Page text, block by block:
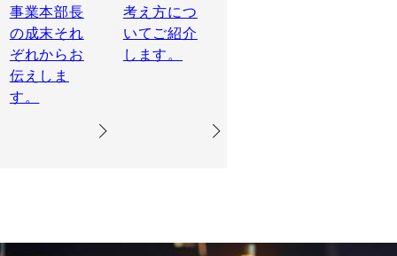
事業本部長
の成末それ
ぞれからお
伝えしま
す。
考え方につ
いてご紹介
します。